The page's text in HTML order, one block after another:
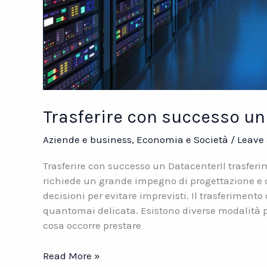
Trasferire con successo
Aziende e business, Economia e Società /
Trasferire con successo un DatacenterIl
richiede un grande impegno di progettazione
decisioni per evitare imprevisti. Il trasferimento
quantomai delicata. Esistono diverse modalità
cosa occorre prestare
Trasferire
Read More »